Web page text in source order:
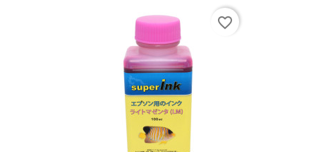
favorite_border